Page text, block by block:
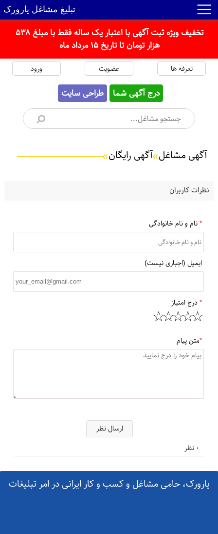
تخفیف ویژه ثبت آگهی با اعتبار یک ساله فقط با مبلغ 538
هزار تومان تا تاریخ 15 مرداد ماه
تعرفه ها عضویت ورود
درج آگهی شما طراحی سایت
آگهی مشاغل»آگهی‌ رایگان»
نظرات کاربران
*نام و نام خانوادگی
ایمیل (اجباری نیست)
*درج امتیاز
*متن پیام
ارسال نظر
0 نظر
یارورک، حامی مشاغل و کسب و کار ایرانی در امر تبلیغات
تبلیغ مشاغل یارورک